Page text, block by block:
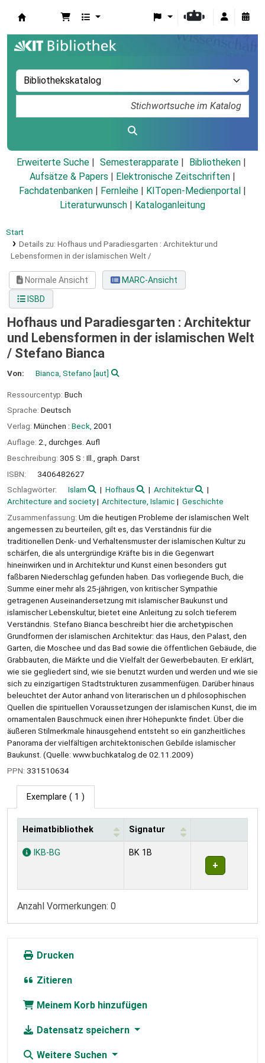
Erweiterte Suche Semesterapparate
Bibliotheken
Aufsätze & Papers
Elektronische Zeitschriften
Fachdatenbanken
Fernleihe KITopen-Medienportal
Literaturwunsch
Kataloganleitung
Start
Details zu: Hofhaus und Paradiesgarten : Architektur und
Lebensformen in der islamischen Welt /
Normale Ansicht
MARC-Ansicht
ISBD
Hofhaus und Paradiesgarten : Architektur
und Lebensformen in der islamischen Welt
/ Stefano Bianca
Von: Bianca, Stefano [aut]
Ressourcentyp: Buch
Sprache: Deutsch
Verlag: München : Beck, 2001
Auflage: 2., durchges. Aufl
Beschreibung: 305 S : Ill., graph. Darst
ISBN:
3406482627
Schlagwörter:
Islam Hofhaus
Architektur
Architecture and society
Architecture, Islamic
Geschichte
Zusammenfassung: Um die heutigen Probleme der islamischen Welt
angemessen zu beurteilen, gilt es, das Verständnis für die
traditionellen Denk- und Verhaltensmuster der islamischen Kultur zu
schärfen, die als untergründige Kräfte bis in die Gegenwart
hineinwirken und in Architektur und Kunst einen besonders gut
faßbaren Niederschlag gefunden haben. Das vorliegende Buch, die
Summe einer mehr als 25-jährigen, von kritischer Sympathie
getragenen Auseinandersetzung mit islamischer Baukunst und
islamischer Lebenskultur, bietet eine Anleitung zu solch tieferem
Verständnis. Stefano Bianca beschreibt hier die archetypischen
Grundformen der islamischen Architektur: das Haus, den Palast, den
Garten, die Moschee und das Bad sowie die öffentlichen Gebäude, die
Grabbauten, die Märkte und die Vielfalt der Gewerbebauten. Er erklärt,
wie sie gegliedert sind, wie sie benutzt wurden und werden und wie sie
sich zu einzigartigen Stadtstrukturen zusammenfügen. Darüber hinaus
beleuchtet der Autor anhand von literarischen un d philosophischen
Quellen die spirituellen Voraussetzungen der islamischen Kunst, die im
ornamentalen Bauschmuck einen ihrer Höhepunkte findet. Über die
äußeren Stilmerkmale hinausgehend entsteht so ein ganzheitliches
Panorama der vielfältigen architektonischen Gebilde islamischer
Baukunst. (Quelle: www.buchkatalog.de 02.11.2009)
PPN: 331510634
Exemplare ( 1 )
Exemplare
Heimatbibliothek Signatur
IKB-BG BK 1B
Anzahl Vormerkungen: 0
Drucken
Zitieren
Meinem Korb hinzufügen
Datensatz speichern
Weitere Suchen